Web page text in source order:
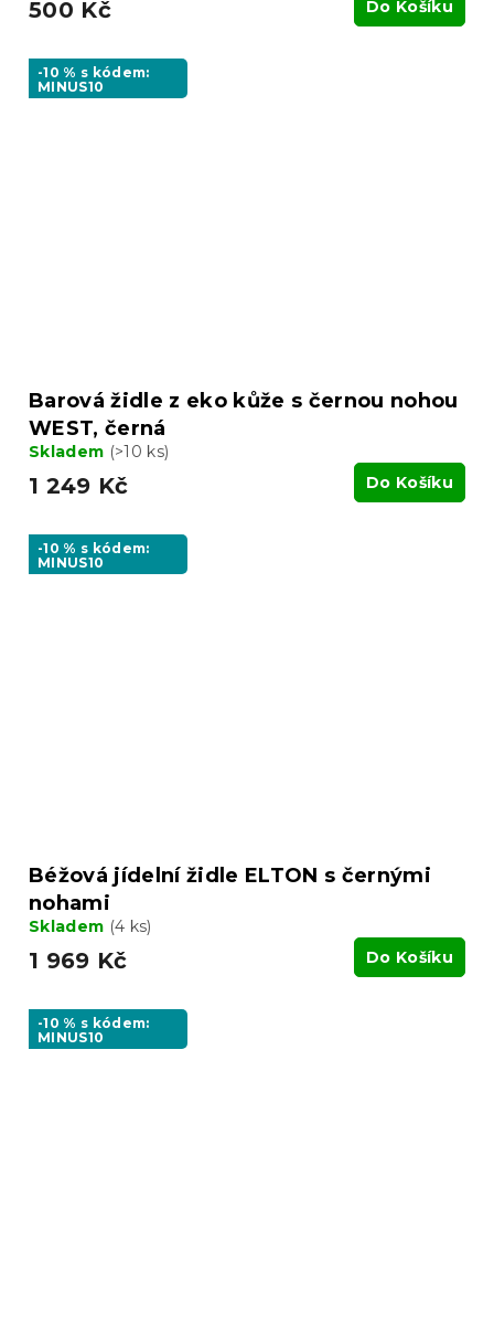
500 Kč Do Košíku
-10 % s kódem:
MINUS10
Barová židle z eko kůže s černou nohou
WEST, černá
Skladem (>10 ks)
1 249 Kč Do Košíku
-10 % s kódem:
MINUS10
Béžová jídelní židle ELTON s černými
nohami
Skladem (4 ks)
1 969 Kč Do Košíku
-10 % s kódem:
MINUS10